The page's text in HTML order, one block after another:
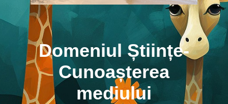
Domeniul Științe-
Cunoașterea
mediului